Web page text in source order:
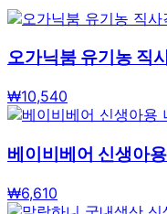
오가닉붐 유기농 직
₩10,540
베이비베어 신생아
₩6,610